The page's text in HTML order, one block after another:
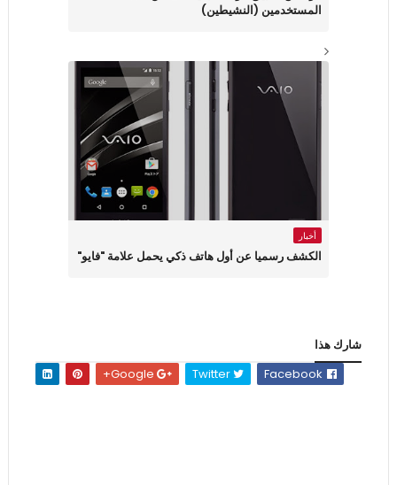
المستخدمين (النشيطين)
أخبار
الكشف رسميا عن أول هاتف ذكي يحمل علامة "فايو"
شارك هذا
Twitter